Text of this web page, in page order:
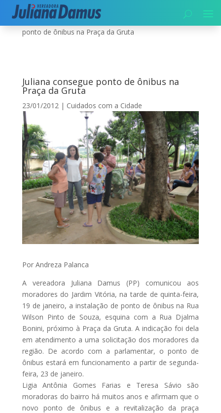
Início|Cuidados com a Cidade
Juliana consegue
ponto de ônibus na Praça da Gruta
Juliana consegue ponto de ônibus na
Praça da Gruta
23/01/2012| Cuidados com a Cidade
Por Andreza Palanca
A vereadora Juliana Damus (PP) comunicou aos
moradores do Jardim Vitória, na tarde de quinta-feira,
19 de janeiro, a instalação de ponto de ônibus na Rua
Wilson Pinto de Souza, esquina com a Rua Djalma
Bonini, próximo à Praça da Gruta. A indicação foi dela
em atendimento a uma solicitação dos moradores da
região. De acordo com a parlamentar, o ponto de
ônibus estará em funcionamento a partir de segunda-
feira, 23 de janeiro.
Ligia Antônia Gomes Farias e Teresa Sávio são
moradoras do bairro há muitos anos e afirmam que o
novo ponto de ônibus e a revitalização da praça